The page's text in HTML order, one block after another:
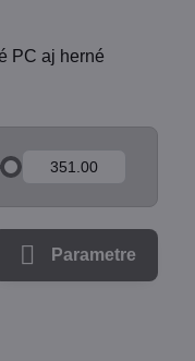
PC aj herné
Parametre
Do: